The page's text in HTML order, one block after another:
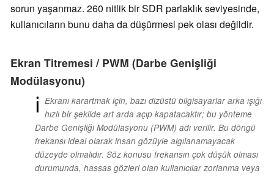
sorun yaşanmaz. 260 nitlik bir SDR parlaklık seviyesinde,
kullanıcıların bunu daha da düşürmesi pek olası değildir.
Ekran Titremesi / PWM (Darbe Genişliği
Modülasyonu)
ℹ Ekranı karartmak için, bazı dizüstü bilgisayarlar arka ışığı
hızlı bir şekilde art arda açıp kapatacaktır; bu yönteme
Darbe Genişliği Modülasyonu (PWM) adı verilir. Bu döngü
frekansı ideal olarak insan gözüyle algılanamayacak
düzeyde olmalıdır. Söz konusu frekansın çok düşük olması
durumunda, hassas gözleri olan kullanıcılar zorlanma veya